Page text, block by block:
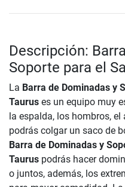
Descripción:
Soporte para el
La Barra de Dominadas y
Taurus es un equipo muy
la espalda, los hombros,
podrás colgar un saco de
Barra de Dominadas y
Taurus podrás hacer
o juntos, además, los